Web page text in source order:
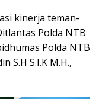
kinerja teman-
Polda NTB
Polda NTB
S.H S.I.K M.H.,